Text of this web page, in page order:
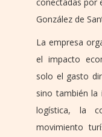
González de
La empresa
el impacto
solo el gasto
sino también la
logística, la
movimiento